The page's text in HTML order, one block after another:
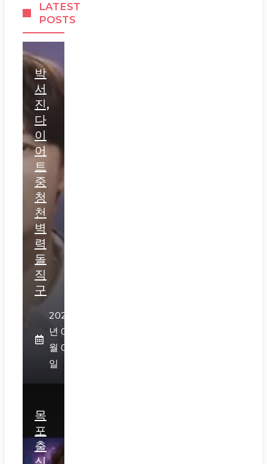
LATEST
POSTS
박
서
진,
다
이
어
트
중
청
천
벽
력
돌
직
구
2026
년 08
월 05
일
목
포
출